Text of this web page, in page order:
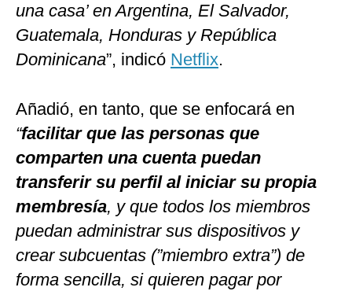
una casa’ en Argentina, El Salvador,
Guatemala, Honduras y República
Dominicana”, indicó Netflix.
Añadió, en tanto, que se enfocará en
“facilitar que las personas que
comparten una cuenta puedan
transferir su perfil al iniciar su propia
membresía, y que todos los miembros
puedan administrar sus dispositivos y
crear subcuentas (”miembro extra”) de
forma sencilla, si quieren pagar por